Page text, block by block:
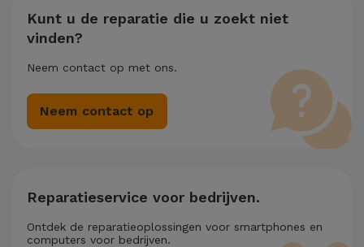
Kunt u de reparatie die u zoekt niet
vinden?
Neem contact op met ons.
Neem contact op
Reparatieservice voor bedrijven.
Ontdek de reparatieoplossingen voor smartphones en
computers voor bedrijven.